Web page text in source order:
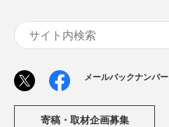
メールバックナンバー
寄稿・取材企画募集